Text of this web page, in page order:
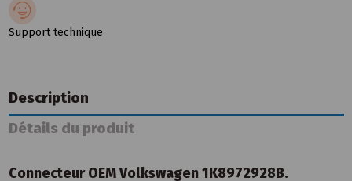
Support technique
Description
Détails du produit
Connecteur OEM Volkswagen 1K8972928B.